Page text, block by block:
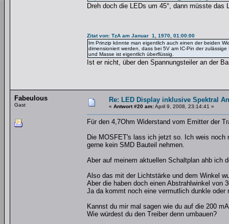
Dreh doch die LEDs um 45°, dann müsste
Zitat von: TzA am Januar 1, 1970, 01:00:00
Im Prinzip könnte man eigentlich auch einen der beiden
dimensioniert werden, dass bei 5V am IC-Pin der
und Masse ist eigentlich überflüssig.
Ist er nicht, über den Spannungsteiler an der
Fabeulous
Gast
Re: LED Display inklusive Spektral
« Antwort #20 am:April 9, 2008, 23:14:41 »
Für den 4,7Ohm Widerstand vom Emitter der
Die MOSFET's lass ich jetzt so. Ich weis noch
gerne kein SMD Bauteil nehmen.
Aber auf meinem aktuellen Schaltplan ahb ich
Also das mit der Lichtstärke und dem Winkel
Aber die haben doch einen Abstrahlwinkel von
Ja da kommt noch eine vermutlich dunkle
Kannst du mir mal sagen wie du auf die 200
Wie würdest du den Treiber denn umbauen?